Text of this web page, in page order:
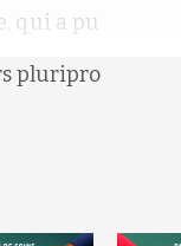
qui a pu